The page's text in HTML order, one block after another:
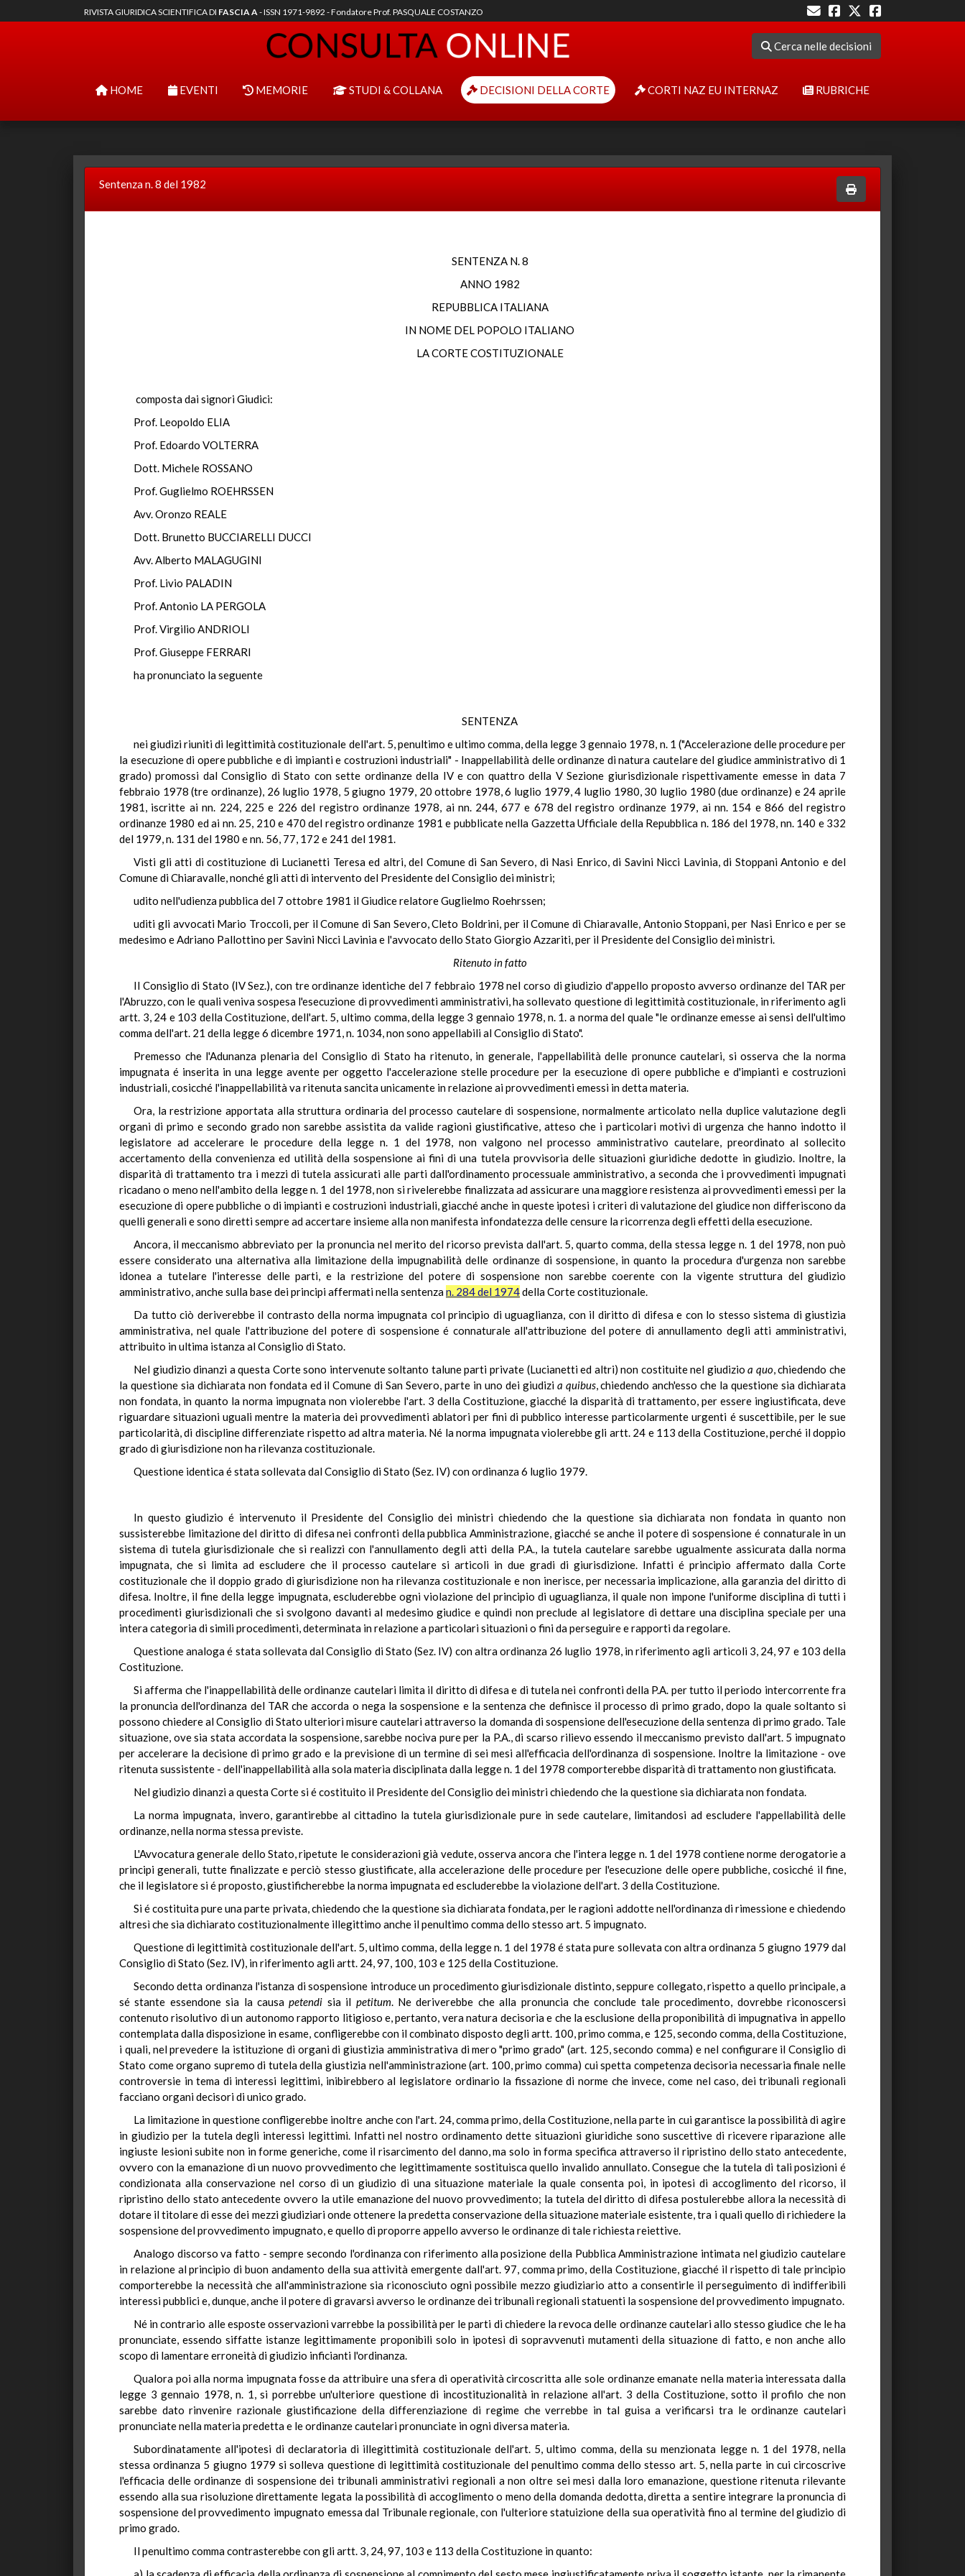
RIVISTA GIURIDICA SCIENTIFICA DI FASCIA A- ISSN 1971-9892 - Fondatore Prof. PASQUALE COSTANZO
Cerca nelle decisioni
HOME EVENTI MEMORIE STUDI & COLLANA DECISIONI DELLA CORTE CORTI NAZ EU INTERNAZ RUBRICHE
Sentenza n. 8 del 1982
SENTENZA N. 8
ANNO 1982
REPUBBLICA ITALIANA
IN NOME DEL POPOLO ITALIANO
LA CORTE COSTITUZIONALE
composta dai signori Giudici:
Prof. Leopoldo ELIA
Prof. Edoardo VOLTERRA
Dott. Michele ROSSANO
Prof. Guglielmo ROEHRSSEN
Avv. Oronzo REALE
Dott. Brunetto BUCCIARELLI DUCCI
Avv. Alberto MALAGUGINI
Prof. Livio PALADIN
Prof. Antonio LA PERGOLA
Prof. Virgilio ANDRIOLI
Prof. Giuseppe FERRARI
ha pronunciato la seguente
SENTENZA
nei giudizi riuniti di legittimità costituzionale dell'art. 5, penultimo e ultimo comma, della legge 3 gennaio 1978, n. 1 ("Accelerazione delle procedure per
la esecuzione di opere pubbliche e di impianti e costruzioni industriali" - Inappellabilità delle ordinanze di natura cautelare del giudice amministrativo di 1
grado) promossi dal Consiglio di Stato con sette ordinanze della IV e con quattro della V Sezione giurisdizionale rispettivamente emesse in data 7
febbraio 1978 (tre ordinanze), 26 luglio 1978, 5 giugno 1979, 20 ottobre 1978, 6 luglio 1979, 4 luglio 1980, 30 luglio 1980 (due ordinanze) e 24 aprile
1981, iscritte ai nn. 224, 225 e 226 del registro ordinanze 1978, ai nn. 244, 677 e 678 del registro ordinanze 1979, ai nn. 154 e 866 del registro
ordinanze 1980 ed ai nn. 25, 210 e 470 del registro ordinanze 1981 e pubblicate nella Gazzetta Ufficiale della Repubblica n. 186 del 1978, nn. 140 e 332
del 1979, n. 131 del 1980 e nn. 56, 77, 172 e 241 del 1981.
Visti gli atti di costituzione di Lucianetti Teresa ed altri, del Comune di San Severo, di Nasi Enrico, di Savini Nicci Lavinia, di Stoppani Antonio e del
Comune di Chiaravalle, nonché gli atti di intervento del Presidente del Consiglio dei ministri;
udito nell'udienza pubblica del 7 ottobre 1981 il Giudice relatore Guglielmo Roehrssen;
uditi gli avvocati Mario Troccoli, per il Comune di San Severo, Cleto Boldrini, per il Comune di Chiaravalle, Antonio Stoppani, per Nasi Enrico e per se
medesimo e Adriano Pallottino per Savini Nicci Lavinia e l'avvocato dello Stato Giorgio Azzariti, per il Presidente del Consiglio dei ministri.
Ritenuto in fatto
Il Consiglio di Stato (IV Sez.), con tre ordinanze identiche del 7 febbraio 1978 nel corso di giudizio d'appello proposto avverso ordinanze del TAR per
l'Abruzzo, con le quali veniva sospesa l'esecuzione di provvedimenti amministrativi, ha sollevato questione di legittimità costituzionale, in riferimento agli
artt. 3, 24 e 103 della Costituzione, dell'art. 5, ultimo comma, della legge 3 gennaio 1978, n. 1. a norma del quale "le ordinanze emesse ai sensi dell'ultimo
comma dell'art. 21 della legge 6 dicembre 1971, n. 1034, non sono appellabili al Consiglio di Stato".
Premesso che l'Adunanza plenaria del Consiglio di Stato ha ritenuto, in generale, l'appellabilità delle pronunce cautelari, si osserva che la norma
impugnata é inserita in una legge avente per oggetto l'accelerazione stelle procedure per la esecuzione di opere pubbliche e d'impianti e costruzioni
industriali, cosicché l'inappellabilità va ritenuta sancita unicamente in relazione ai provvedimenti emessi in detta materia.
Ora, la restrizione apportata alla struttura ordinaria del processo cautelare di sospensione, normalmente articolato nella duplice valutazione degli
organi di primo e secondo grado non sarebbe assistita da valide ragioni giustificative, atteso che i particolari motivi di urgenza che hanno indotto il
legislatore ad accelerare le procedure della legge n. 1 del 1978, non valgono nel processo amministrativo cautelare, preordinato al sollecito
accertamento della convenienza ed utilità della sospensione ai fini di una tutela provvisoria delle situazioni giuridiche dedotte in giudizio. Inoltre, la
disparità di trattamento tra i mezzi di tutela assicurati alle parti dall'ordinamento processuale amministrativo, a seconda che i provvedimenti impugnati
ricadano o meno nell'ambito della legge n. 1 del 1978, non si rivelerebbe finalizzata ad assicurare una maggiore resistenza ai provvedimenti emessi per la
esecuzione di opere pubbliche o di impianti e costruzioni industriali, giacché anche in queste ipotesi i criteri di valutazione del giudice non differiscono da
quelli generali e sono diretti sempre ad accertare insieme alla non manifesta infondatezza delle censure la ricorrenza degli effetti della esecuzione.
Ancora, il meccanismo abbreviato per la pronuncia nel merito del ricorso prevista dall'art. 5, quarto comma, della stessa legge n. 1 del 1978, non può
essere considerato una alternativa alla limitazione della impugnabilità delle ordinanze di sospensione, in quanto la procedura d'urgenza non sarebbe
idonea a tutelare l'interesse delle parti, e la restrizione del potere di sospensione non sarebbe coerente con la vigente struttura del giudizio
amministrativo, anche sulla base dei principi affermati nella sentenzan. 284 del 1974della Corte costituzionale.
Da tutto ciò deriverebbe il contrasto della norma impugnata col principio di uguaglianza, con il diritto di difesa e con lo stesso sistema di giustizia
amministrativa, nel quale l'attribuzione del potere di sospensione é connaturale all'attribuzione del potere di annullamento degli atti amministrativi,
attribuito in ultima istanza al Consiglio di Stato.
Nel giudizio dinanzi a questa Corte sono intervenute soltanto talune parti private (Lucianetti ed altri) non costituite nel giudizioa quo, chiedendo che
la questione sia dichiarata non fondata ed il Comune di San Severo, parte in uno dei giudizi a quibus, chiedendo anch'esso che la questione sia dichiarata
non fondata, in quanto la norma impugnata non violerebbe l'art. 3 della Costituzione, giacché la disparità di trattamento, per essere ingiustificata, deve
riguardare situazioni uguali mentre la materia dei provvedimenti ablatori per fini di pubblico interesse particolarmente urgenti é suscettibile, per le sue
particolarità, di discipline differenziate rispetto ad altra materia. Né la norma impugnata violerebbe gli artt. 24 e 113 della Costituzione, perché il doppio
grado di giurisdizione non ha rilevanza costituzionale.
Questione identica é stata sollevata dal Consiglio di Stato (Sez. IV) con ordinanza 6 luglio 1979.
In questo giudizio é intervenuto il Presidente del Consiglio dei ministri chiedendo che la questione sia dichiarata non fondata in quanto non
sussisterebbe limitazione del diritto di difesa nei confronti della pubblica Amministrazione, giacché se anche il potere di sospensione é connaturale in un
sistema di tutela giurisdizionale che si realizzi con l'annullamento degli atti della P.A., la tutela cautelare sarebbe ugualmente assicurata dalla norma
impugnata, che si limita ad escludere che il processo cautelare si articoli in due gradi di giurisdizione. Infatti é principio affermato dalla Corte
costituzionale che il doppio grado di giurisdizione non ha rilevanza costituzionale e non inerisce, per necessaria implicazione, alla garanzia del diritto di
difesa. Inoltre, il fine della legge impugnata, escluderebbe ogni violazione del principio di uguaglianza, il quale non impone l'uniforme disciplina di tutti i
procedimenti giurisdizionali che si svolgono davanti al medesimo giudice e quindi non preclude al legislatore di dettare una disciplina speciale per una
intera categoria di simili procedimenti, determinata in relazione a particolari situazioni o fini da perseguire e rapporti da regolare.
Questione analoga é stata sollevata dal Consiglio di Stato (Sez. IV) con altra ordinanza 26 luglio 1978, in riferimento agli articoli 3, 24, 97 e 103 della
Costituzione.
Si afferma che l'inappellabilità delle ordinanze cautelari limita il diritto di difesa e di tutela nei confronti della P.A. per tutto il periodo intercorrente fra
la pronuncia dell'ordinanza del TAR che accorda o nega la sospensione e la sentenza che definisce il processo di primo grado, dopo la quale soltanto si
possono chiedere al Consiglio di Stato ulteriori misure cautelari attraverso la domanda di sospensione dell'esecuzione della sentenza di primo grado. Tale
situazione, ove sia stata accordata la sospensione, sarebbe nociva pure per la P.A., di scarso rilievo essendo il meccanismo previsto dall'art. 5 impugnato
per accelerare la decisione di primo grado e la previsione di un termine di sei mesi all'efficacia dell'ordinanza di sospensione. Inoltre la limitazione - ove
ritenuta sussistente - dell'inappellabilità alla sola materia disciplinata dalla legge n. 1 del 1978 comporterebbe disparità di trattamento non giustificata.
Nel giudizio dinanzi a questa Corte si é costituito il Presidente del Consiglio dei ministri chiedendo che la questione sia dichiarata non fondata.
La norma impugnata, invero, garantirebbe al cittadino la tutela giurisdizionale pure in sede cautelare, limitandosi ad escludere l'appellabilità delle
ordinanze, nella norma stessa previste.
L'Avvocatura generale dello Stato, ripetute le considerazioni già vedute, osserva ancora che l'intera legge n. 1 del 1978 contiene norme derogatorie a
principi generali, tutte finalizzate e perciò stesso giustificate, alla accelerazione delle procedure per l'esecuzione delle opere pubbliche, cosicché il fine,
che il legislatore si é proposto, giustificherebbe la norma impugnata ed escluderebbe la violazione dell'art. 3 della Costituzione.
Si é costituita pure una parte privata, chiedendo che la questione sia dichiarata fondata, per le ragioni addotte nell'ordinanza di rimessione e chiedendo
altresì che sia dichiarato costituzionalmente illegittimo anche il penultimo comma dello stesso art. 5 impugnato.
Questione di legittimità costituzionale dell'art. 5, ultimo comma, della legge n. 1 del 1978 é stata pure sollevata con altra ordinanza 5 giugno 1979 dal
Consiglio di Stato (Sez. IV), in riferimento agli artt. 24, 97, 100, 103 e 125 della Costituzione.
Secondo detta ordinanza l'istanza di sospensione introduce un procedimento giurisdizionale distinto, seppure collegato, rispetto a quello principale, a
sé stante essendone sia la causapetendi sia il petitum. Ne deriverebbe che alla pronuncia che conclude tale procedimento, dovrebbe riconoscersi
contenuto risolutivo di un autonomo rapporto litigioso e, pertanto, vera natura decisoria e che la esclusione della proponibilità di impugnativa in appello
contemplata dalla disposizione in esame, confligerebbe con il combinato disposto degli artt. 100, primo comma, e 125, secondo comma, della Costituzione,
i quali, nel prevedere la istituzione di organi di giustizia amministrativa di mero "primo grado" (art. 125, secondo comma) e nel configurare il Consiglio di
Stato come organo supremo di tutela della giustizia nell'amministrazione (art. 100, primo comma) cui spetta competenza decisoria necessaria finale nelle
controversie in tema di interessi legittimi, inibirebbero al legislatore ordinario la fissazione di norme che invece, come nel caso, dei tribunali regionali
facciano organi decisori di unico grado.
La limitazione in questione confligerebbe inoltre anche con l'art. 24, comma primo, della Costituzione, nella parte in cui garantisce la possibilità di agire
in giudizio per la tutela degli interessi legittimi. Infatti nel nostro ordinamento dette situazioni giuridiche sono suscettive di ricevere riparazione alle
ingiuste lesioni subite non in forme generiche, come il risarcimento del danno, ma solo in forma specifica attraverso il ripristino dello stato antecedente,
ovvero con la emanazione di un nuovo provvedimento che legittimamente sostituisca quello invalido annullato. Consegue che la tutela di tali posizioni é
condizionata alla conservazione nel corso di un giudizio di una situazione materiale la quale consenta poi, in ipotesi di accoglimento del ricorso, il
ripristino dello stato antecedente ovvero la utile emanazione del nuovo provvedimento; la tutela del diritto di difesa postulerebbe allora la necessità di
dotare il titolare di esse dei mezzi giudiziari onde ottenere la predetta conservazione della situazione materiale esistente, tra i quali quello di richiedere la
sospensione del provvedimento impugnato, e quello di proporre appello avverso le ordinanze di tale richiesta reiettive.
Analogo discorso va fatto - sempre secondo l'ordinanza con riferimento alla posizione della Pubblica Amministrazione intimata nel giudizio cautelare
in relazione al principio di buon andamento della sua attività emergente dall'art. 97, comma primo, della Costituzione, giacché il rispetto di tale principio
comporterebbe la necessità che all'amministrazione sia riconosciuto ogni possibile mezzo giudiziario atto a consentirle il perseguimento di indifferibili
interessi pubblici e, dunque, anche il potere di gravarsi avverso le ordinanze dei tribunali regionali statuenti la sospensione del provvedimento impugnato.
Né in contrario alle esposte osservazioni varrebbe la possibilità per le parti di chiedere la revoca delle ordinanze cautelari allo stesso giudice che le ha
pronunciate, essendo siffatte istanze legittimamente proponibili solo in ipotesi di sopravvenuti mutamenti della situazione di fatto, e non anche allo
scopo di lamentare erroneità di giudizio inficianti l'ordinanza.
Qualora poi alla norma impugnata fosse da attribuire una sfera di operatività circoscritta alle sole ordinanze emanate nella materia interessata dalla
legge 3 gennaio 1978, n. 1, si porrebbe un'ulteriore questione di incostituzionalità in relazione all'art. 3 della Costituzione, sotto il profilo che non
sarebbe dato rinvenire razionale giustificazione della differenziazione di regime che verrebbe in tal guisa a verificarsi tra le ordinanze cautelari
pronunciate nella materia predetta e le ordinanze cautelari pronunciate in ogni diversa materia.
Subordinatamente all'ipotesi di declaratoria di illegittimità costituzionale dell'art. 5, ultimo comma, della su menzionata legge n. 1 del 1978, nella
stessa ordinanza 5 giugno 1979 si solleva questione di legittimità costituzionale del penultimo comma dello stesso art. 5, nella parte in cui circoscrive
l'efficacia delle ordinanze di sospensione dei tribunali amministrativi regionali a non oltre sei mesi dalla loro emanazione, questione ritenuta rilevante
essendo alla sua risoluzione direttamente legata la possibilità di accoglimento o meno della domanda dedotta, diretta a sentire integrare la pronuncia di
sospensione del provvedimento impugnato emessa dal Tribunale regionale, con l'ulteriore statuizione della sua operatività fino al termine del giudizio di
primo grado.
Il penultimo comma contrasterebbe con gli artt. 3, 24, 97, 103 e 113 della Costituzione in quanto: